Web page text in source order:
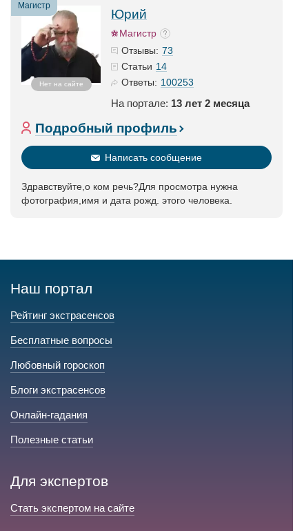
Магистр
Нет на сайте
Юрий
Магистр
Отзывы: 73
Статьи 14
Ответы: 100253
На портале: 13 лет 2 месяца
Подробный профиль
Написать сообщение
Здравствуйте,о ком речь?Для просмотра нужна
фотография,имя и дата рожд. этого человека.
Наш портал
Рейтинг экстрасенсов
Бесплатные вопросы
Любовный гороскоп
Блоги экстрасенсов
Онлайн-гадания
Полезные статьи
Для экспертов
Стать экспертом на сайте